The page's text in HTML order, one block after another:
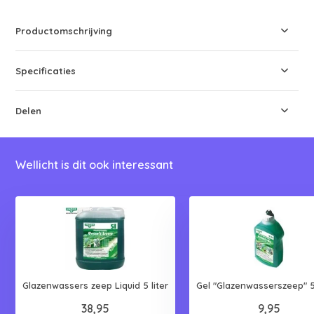
Productomschrijving
Specificaties
Delen
Wellicht is dit ook interessant
Glazenwassers zeep Liquid 5 liter
38,95
Gel "Glazenwasserszeep"
9,95